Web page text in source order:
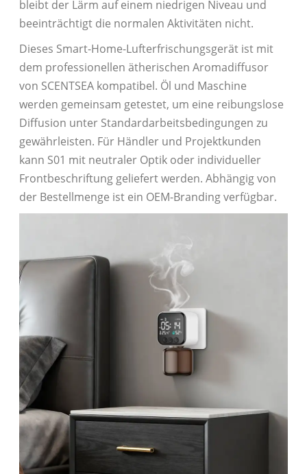
bleibt der Lärm auf einem niedrigen Niveau und
beeinträchtigt die normalen Aktivitäten nicht.
Dieses Smart-Home-Lufterfrischungsgerät ist mit
dem professionellen ätherischen Aromadiffusor
von SCENTSEA kompatibel. Öl und Maschine
werden gemeinsam getestet, um eine reibungslose
Diffusion unter Standardarbeitsbedingungen zu
gewährleisten. Für Händler und Projektkunden
kann S01 mit neutraler Optik oder individueller
Frontbeschriftung geliefert werden. Abhängig von
der Bestellmenge ist ein OEM-Branding verfügbar.